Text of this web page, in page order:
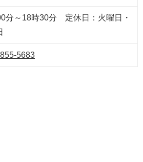
分～18時30分 定休日：火曜日・
5683